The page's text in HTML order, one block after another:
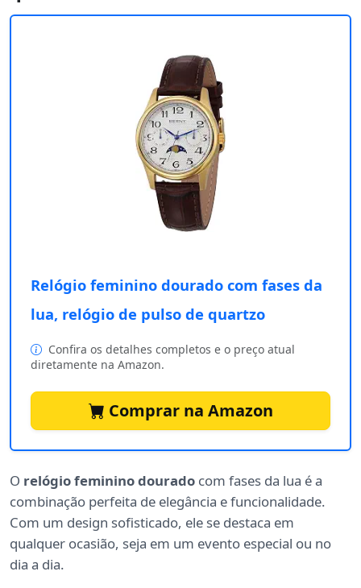
Relógio feminino dourado com fases da
lua, relógio de pulso de quartzo
Confira os detalhes completos e o preço atual
diretamente na Amazon.
Comprar na Amazon
O relógio feminino dourado com fases da lua é a
combinação perfeita de elegância e funcionalidade.
Com um design sofisticado, ele se destaca em
qualquer ocasião, seja em um evento especial ou no
dia a dia.